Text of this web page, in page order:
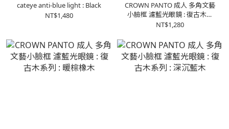
cateye anti-blue light : Black
NT$1,480
CROWN PANTO 成人 多角文藝
小臉框 濾藍光眼鏡 : 復古木系
列 : 煙燻紫木
NT$1,280